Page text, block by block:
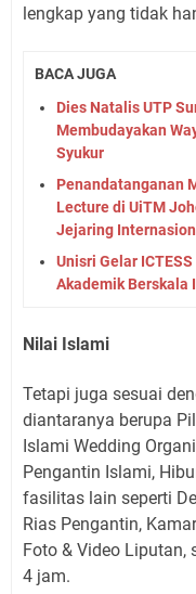
lengkap yang tidak
BACA JUGA
Dies Natalis UTP
Membudayakan
Syukur
Penandatanganan
Lecture di UiTM
Jejaring
Unisri Gelar
Akademik Berskala
Nilai Islami
Tetapi juga sesuai
diantaranya berupa
Islami Wedding
Pengantin Islami,
fasilitas lain seperti
Rias Pengantin,
Foto & Video Liputan,
4 jam.